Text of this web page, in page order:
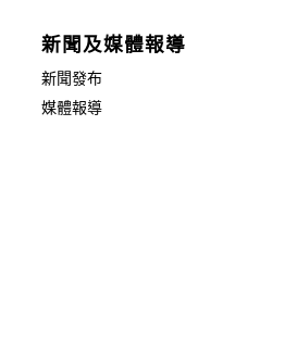
新聞及媒體報導
新聞發布
媒體報導